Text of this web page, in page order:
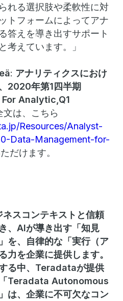
れる選択肢や柔軟性に対
トフォームによってアナ
答えを導き出すサポート
考えています。」
ä: アナリティクスにおけ
2020年第1 四半期
Analytic,Q1
文は、こちら
Resources/Analyst-
Data-Management-for-
だけます。
スコンテキストと信頼
、AIが導き出す「知見
を、自律的な「実行（ア
力を企業に提供します。
る中、Teradataが提供
Teradata Autonomous
、企業に不可欠なコン